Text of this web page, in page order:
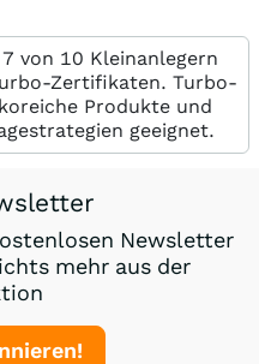
von 10 Kleinanlegern
Zertifikaten. Turbo-
Produkte und
geeignet.
Newsletter
mehr aus der